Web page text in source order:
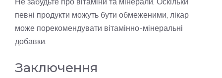
певні продукти можуть бути обмеженими, лікар
може порекомендувати вітамінно-мінеральні
добавки.
Заключення